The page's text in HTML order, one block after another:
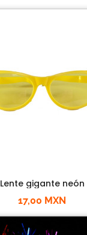
Lente gigante neón
17,00 MXN